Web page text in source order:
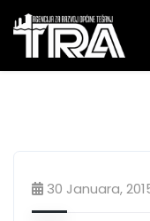
30 Januara,